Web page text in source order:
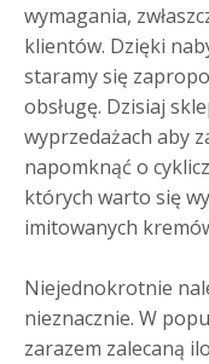
wymagania,
klientów. Dzięki
staramy się
obsługę. Dzisiaj
wyprzedażach aby
napomknąć o
których warto się
imitowanych
Niejednokrotnie
nieznacznie. W
zarazem zalecaną